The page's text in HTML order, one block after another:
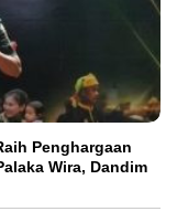
Penghargaan
Wira, Dandim